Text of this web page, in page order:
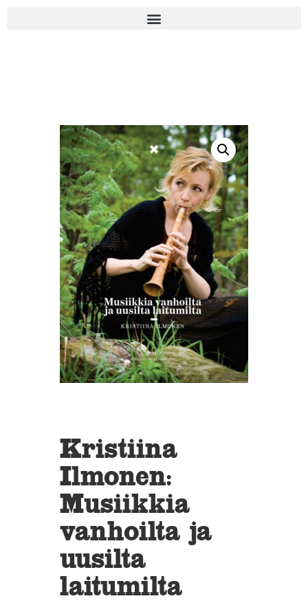
Kristiina
Ilmonen:
Musiikkia
vanhoilta ja
uusilta
laitumilta